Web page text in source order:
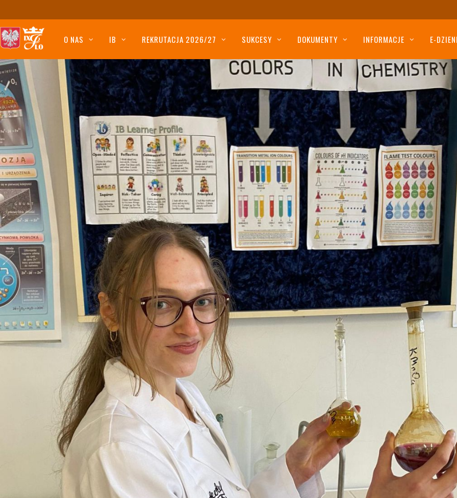
O NAS IB REKRUTACJA 2026/27 SUKCESY DOKUMENTY INFORMACJE E-